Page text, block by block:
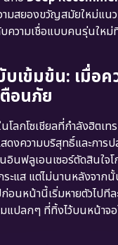
มสยองขวัญสมัยใหม่แนว
วามเชื่อแบบคนรุ่นใหม่ที่
บเข้มข้น: เมื่อ
อนภัย
นโลกโซเชียลที่กำลังฮิตเ
ดงความบริสุทธิ์และการ
นฟลูเอนเซอร์ตัดสินใจโ
ระแส แต่ไม่นานหลังจาก
อนหน้านี้เริ่มหายตัวไปที
ปลกๆ ที่ทิ้งไว้บนหน้าจอ